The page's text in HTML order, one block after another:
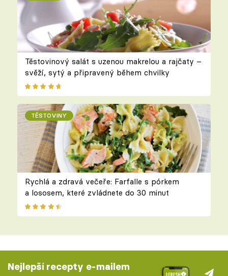
Těstovinový salát s uzenou makrelou a rajčaty –
svěží, sytý a připravený během chvilky
TĚSTOVINY
Rychlá a zdravá večeře: Farfalle s pórkem
a lososem, které zvládnete do 30 minut
Nejlepší recepty e-mailem